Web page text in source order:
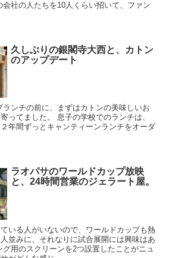
社の人たちを10人くらい招いて、ファン
久しぶりの銀閣寺大西と、カトン
のアップデート
ランチの前に、まずはカトンの美味しいお
ってました。 息子の学校でのランチは、
年間ずっとキャンティーンランチをオーダ
ラオパサのワールドカップ放映
と、24時間営業のジェラート屋。
いる人がいないので、ワールドカップも熱
並みに、それなりに試合展開には興味はあ
用のスクリーンを2つ設置したことがニュ